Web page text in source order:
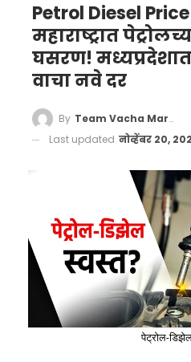
Petrol Diesel
महाराष्ट्रात
घसरण!
वाचा नवे दर
By Team Vacha Marathi
Last updated नोव्हेंबर 20,
पेट्रोल-